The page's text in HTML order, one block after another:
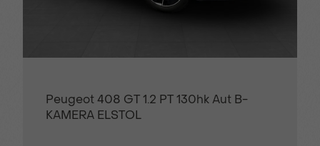
Peugeot 408 GT 1.2 PT 130hk Aut B-
KAMERA ELSTOL